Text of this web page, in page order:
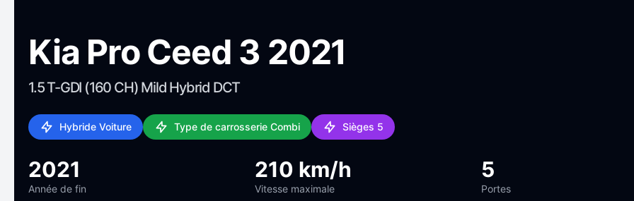
Kia Pro Ceed 3 2021
1.5 T-GDI (160 CH) Mild Hybrid DCT
Hybride Voiture Type de carrosserie Combi Sièges 5
2021
Année de fin
210 km/h
Vitesse maximale
5
Portes